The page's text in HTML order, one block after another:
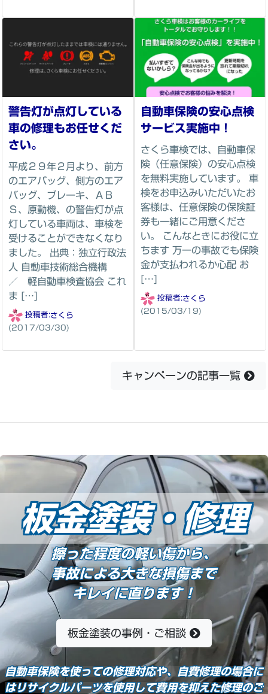
警告灯が点灯している
車の修理もお任せくだ
さい。
平成２９年２月より、前方
のエアバッグ、側方のエア
バッグ、ブレーキ、ＡＢ
Ｓ、原動機、の警告灯が点
灯している車両は、車検を
受けることができなくなり
ました。 出典：独立行政法
人 自動車技術総合機構
／ 軽自動車検査協会 これ
ま […]
投稿者:さくら
(2017/03/30)
自動車保険の安心点検
サービス実施中！
さくら車検では、自動車保
険（任意保険）の安心点検
を無料実施しています。 車
検をお申込みいただいたお
客様は、任意保険の保険証
券も一緒にご用意くださ
い。 こんなときにお役に立
ちます 万一の事故でも保険
金が支払われるか心配 お
[…]
投稿者:さくら
(2015/03/19)
キャンペーンの記事一覧
板金塗装・修理
擦った程度の軽い傷から、
事故による大きな損傷まで
キレイに直ります！
板金塗装の事例・ご相談
自動車保険を使っての修理対応や、自費修理の場合に
はリサイクルパーツを使用して費用を抑えた修理のご